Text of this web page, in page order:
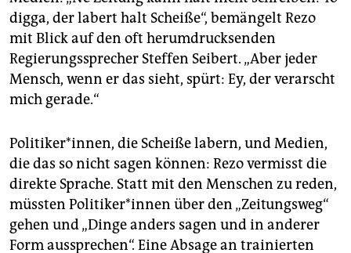
digga, der labert halt Scheiße“, bemängelt Rezo
mit Blick auf den oft herumdrucksenden
Regierungssprecher Steffen Seibert. „Aber jeder
Mensch, wenn er das sieht, spürt: Ey, der verarscht
mich gerade.“
Politiker*innen, die Scheiße labern, und Medien,
die das so nicht sagen können: Rezo vermisst die
direkte Sprache. Statt mit den Menschen zu reden,
müssten Politiker*innen über den „Zeitungsweg“
gehen und „Dinge anders sagen und in anderer
Form aussprechen“. Eine Absage an trainierten